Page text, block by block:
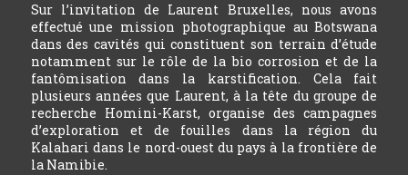
Sur l’invitation de Laurent Bruxelles, nous avons
effectué une mission photographique au Botswana
dans des cavités qui constituent son terrain d’étude
notamment sur le rôle de la bio corrosion et de la
fantômisation dans la karstification. Cela fait
plusieurs années que Laurent, à la tête du groupe de
recherche Homini-Karst, organise des campagnes
d’exploration et de fouilles dans la région du
Kalahari dans le nord-ouest du pays à la frontière de
la Namibie.